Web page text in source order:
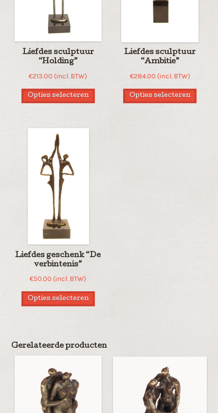
Liefdes sculptuur
“Holding”
€213.00 (incl. BTW)
Opties selecteren
Liefdes sculptuur
“Ambitie”
€284.00 (incl. BTW)
Opties selecteren
Liefdes geschenk “De
verbintenis”
€50.00 (incl. BTW)
Opties selecteren
Gerelateerde producten